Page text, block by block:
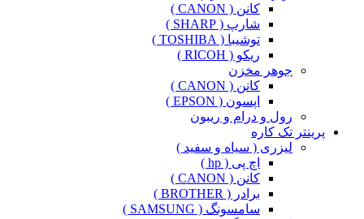
کانن ( CANON )
شارپ ( SHARP )
توشیبا ( TOSHIBA )
ریکو ( RICOH )
جوهر مخزن
کانن ( CANON )
اپسون ( EPSON )
رول و درام و ریبون
پرینتر تک کاره
لیزری ( سیاه و سفید )
اچ پی ( hp )
کانن ( CANON )
برادر ( BROTHER )
سامسونگ ( SAMSUNG )